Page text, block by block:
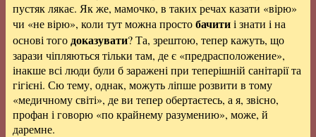
пустяк лякає. Як же, мамочко, в таких речах казати «вірю»
чи «не вірю», коли тут можна простобачитиі знати і на
основі тогодоказувати? Та, зрештою, тепер кажуть, що
зарази чіпляються тільки там, де є «предрасположение»,
інакше всі люди були б заражені при теперішній санітарії та
гігієні. Сю тему, однак, можуть ліпше розвити в тому
«медичному світі», де ви тепер обертаєтесь, а я, звісно,
профан і говорю «по крайнему разумению», може, й
даремне.